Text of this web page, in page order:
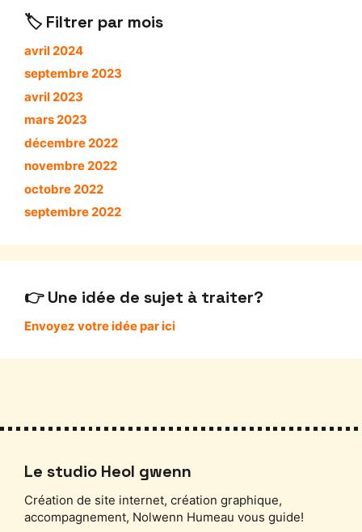
Filtrer par mois
avril 2024
septembre 2023
avril 2023
mars 2023
décembre 2022
novembre 2022
octobre 2022
septembre 2022
Une idée de sujet à traiter?
Envoyez votre idée par ici
Le studio Heol gwenn
Création de site internet, création graphique,
accompagnement, Nolwenn Humeau vous guide!